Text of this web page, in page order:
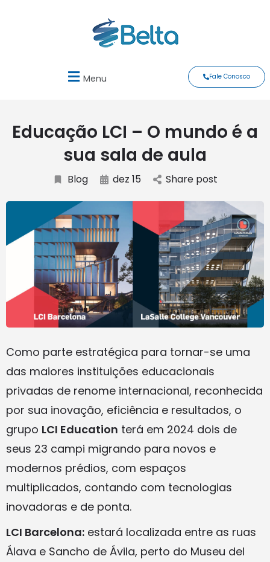
Menu Fale Conosco
Educação LCI – O mundo é a
sua sala de aula
Blog dez 15 Share post
Como parte estratégica para tornar-se uma
das maiores instituições educacionais
privadas de renome internacional, reconhecida
por sua inovação, eficiência e resultados, o
grupo LCI Education terá em 2024 dois de
seus 23 campi migrando para novos e
modernos prédios, com espaços
multiplicados, contando com tecnologias
inovadoras e de ponta.
LCI Barcelona: estará localizada entre as ruas
Álava e Sancho de Ávila, perto do Museu del